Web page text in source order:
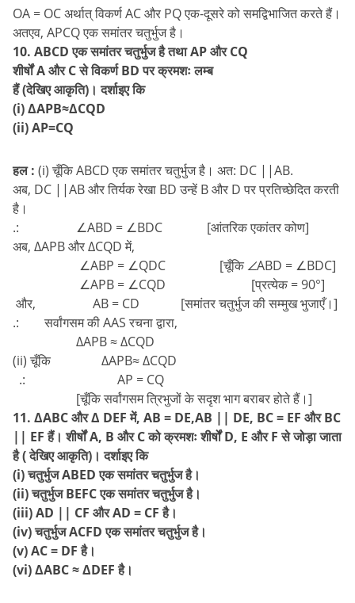
OA = OC अर्थात् विकर्ण AC और PQ एक-दूसरे को समद्विभाजित करते हैं।
अतएव, APCQ एक समांतर चतुर्भुज है।
10. ABCD एक समांतर चतुर्भुज है तथा AP और CQ
शीर्षों A और C से विकर्ण BD पर क्रमशः लम्ब
हैं (देखिए आकृति)। दर्शाइए कि
(i) ∆APB≈∆CQD
(ii) AP=CQ
हल : (i) चूँकि ABCD एक समांतर चतुर्भुज है। अत: DC ||AB.
अब, DC ||AB और तिर्यक रेखा BD उन्हें B और D पर प्रतिच्छेदित करती
है।
.: ∠ABD = ∠BDC [आंतरिक एकांतर कोण]
अब, ∆APB और ∆CQD में,
∠ABP = ∠QDC [चूँकि ∠ABD = ∠BDC]
∠APB = ∠CQD [प्रत्येक = 90°]
और, AB = CD [समांतर चतुर्भुज की सम्मुख भुजाएँ।]
.: सर्वांगसम की AAS रचना द्वारा,
∆APB ≈ ∆CQD
(ii) चूँकि ∆APB≈ ∆CQD
.: AP = CQ
[चूँकि सर्वांगसम त्रिभुजों के सदृश भाग बराबर होते हैं।]
11. ∆ABC और ∆ DEF में, AB = DE,AB || DE, BC = EF और BC
|| EF हैं। शीर्षों A, B और C को क्रमशः शीर्षों D, E और F से जोड़ा जाता
है ( देखिए आकृति)। दर्शाइए कि
(i) चतुर्भुज ABED एक समांतर चतुर्भुज है।
(ii) चतुर्भुज BEFC एक समांतर चतुर्भुज है।
(iii) AD || CF और AD = CF है।
(iv) चतुर्भुज ACFD एक समांतर चतुर्भुज है।
(v) AC = DF है।
(vi) ∆ABC ≈ ∆DEF है।